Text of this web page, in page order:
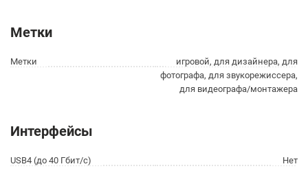
Метки
Метки
игровой, для дизайнера, для
фотографа, для звукорежиссера,
для видеографа/монтажера
Интерфейсы
USB4 (до 40 Гбит/с)
Нет